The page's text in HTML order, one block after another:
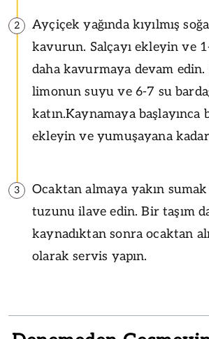
2
Ayçiçek yağında kıyılmış
kavurun. Salçayı ekleyin ve
daha kavurmaya devam edin.
limonun suyu ve 6-7 su
katın.Kaynamaya başlayınca
ekleyin ve yumuşayana
3
Ocaktan almaya yakın
tuzunu ilave edin. Bir taşım
kaynadıktan sonra ocaktan
olarak servis yapın.